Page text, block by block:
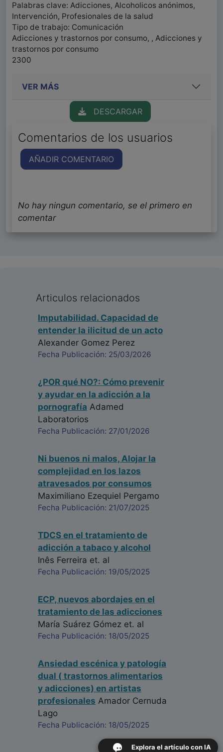
Palabras clave: Adicciones, Alcoholicos anónimos,
Intervención, Profesionales de la salud
Tipo de trabajo: Comunicación
Adicciones y trastornos por consumo, , Adicciones y
trastornos por consumo
2300
VER MÁS
DESCARGAR
Comentarios de los usuarios
AÑADIR COMENTARIO
No hay ningun comentario, se el primero en
comentar
Articulos relacionados
Imputabilidad. Capacidad de
entender la ilicitud de un acto
Alexander Gomez Perez
Fecha Publicación: 25/03/2026
¿POR qué NO?: Cómo prevenir
y ayudar en la adicción a la
pornografía Adamed
Laboratorios
Fecha Publicación: 27/01/2026
Ni buenos ni malos, Alojar la
complejidad en los lazos
atravesados por consumos
Maximiliano Ezequiel Pergamo
Fecha Publicación: 21/07/2025
TDCS en el tratamiento de
adicción a tabaco y alcohol
Inês Ferreira et. al
Fecha Publicación: 19/05/2025
ECP, nuevos abordajes en el
tratamiento de las adicciones
María Suárez Gómez et. al
Fecha Publicación: 18/05/2025
Ansiedad escénica y patología
dual ( trastornos alimentarios
y adicciones) en artistas
profesionales Amador Cernuda
Lago
Fecha Publicación: 18/05/2025
Explora el artículo con IA